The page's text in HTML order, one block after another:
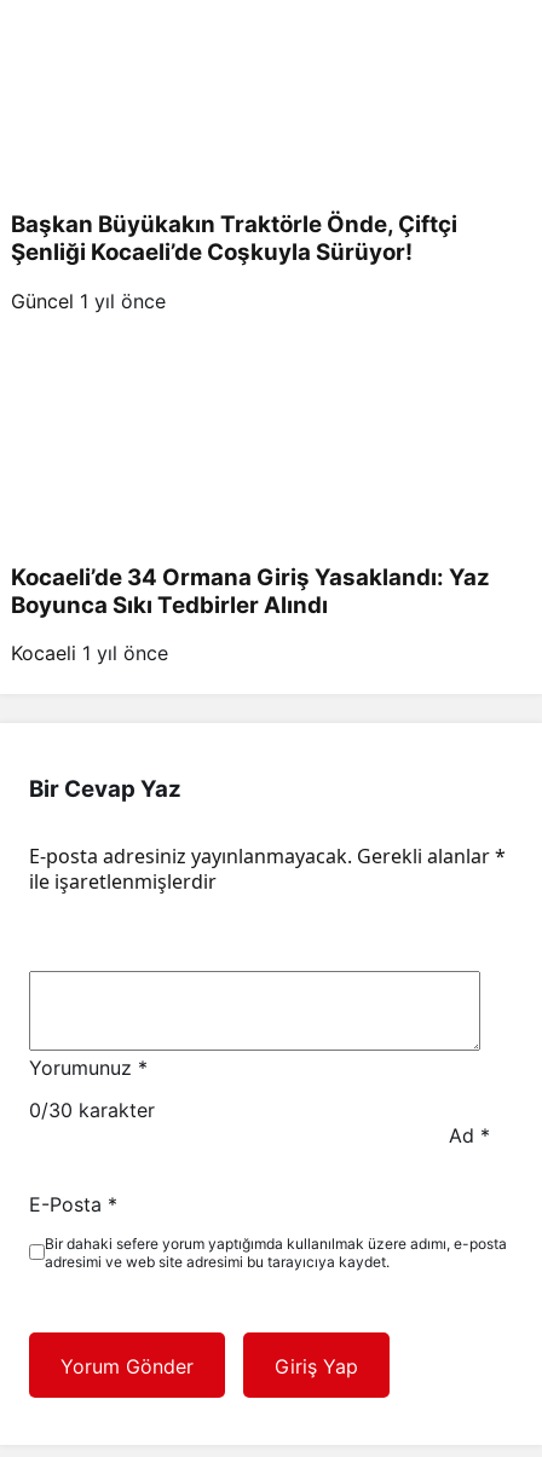
Başkan Büyükakın Traktörle Önde, Çiftçi
Şenliği Kocaeli’de Coşkuyla Sürüyor!
Güncel 1 yıl önce
Kocaeli’de 34 Ormana Giriş Yasaklandı: Yaz
Boyunca Sıkı Tedbirler Alındı
Kocaeli 1 yıl önce
Bir Cevap Yaz
E-posta adresiniz yayınlanmayacak. Gerekli alanlar*
ile işaretlenmişlerdir
Yorumunuz *
0/30 karakter
Ad *
E-Posta *
Bir dahaki sefere yorum yaptığımda kullanılmak üzere adımı, e-posta
adresimi ve web site adresimi bu tarayıcıya kaydet.
Yorum Gönder Giriş Yap